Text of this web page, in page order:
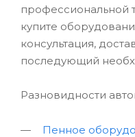
профессиональной
купите
консультация,
последующий
Разновидности
Пенное